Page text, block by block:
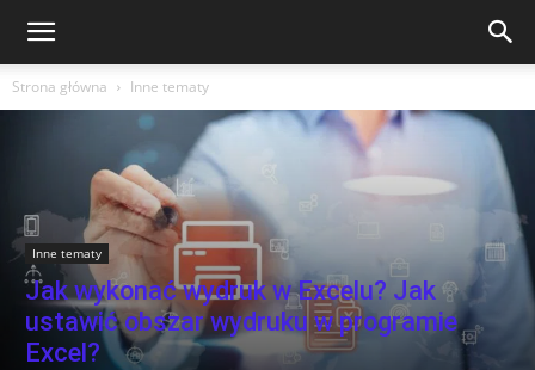
Strona główna Inne tematy
Inne tematy
Jak wykonać wydruk w Excelu? Jak
ustawić obszar wydruku w programie
Excel?